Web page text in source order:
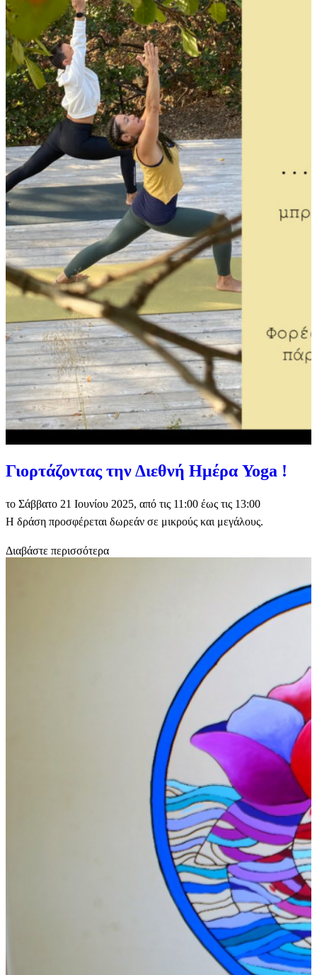
Γιορτάζοντας την Διεθνή Ημέρα Yoga !
το Σάββατο 21 Ιουνίου 2025, από τις 11:00 έως τις 13:00
Η δράση προσφέρεται δωρεάν σε μικρούς και μεγάλους.
Διαβάστε περισσότερα